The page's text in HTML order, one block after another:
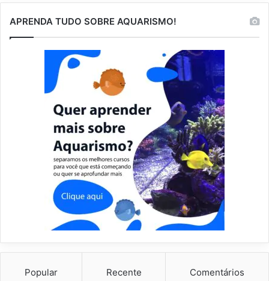
APRENDA TUDO SOBRE AQUARISMO!
Popular Recente Comentários